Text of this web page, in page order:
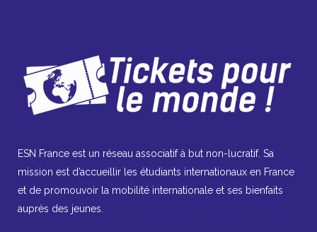
ESN France est un réseau associatif à but non-lucratif. Sa
mission est d’accueillir les étudiants internationaux en France
et de promouvoir la mobilité internationale et ses bienfaits
auprès des jeunes.